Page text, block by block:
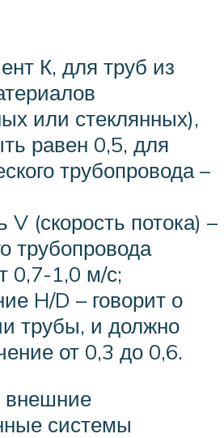
К, для труб из
или стеклянных),
равен 0,5, для
трубопровода –
V (скорость потока) –
трубопровода
0,7-1,0 м/с;
H/D – говорит о
трубы, и должно
от 0,3 до 0,6.
внешние
системы